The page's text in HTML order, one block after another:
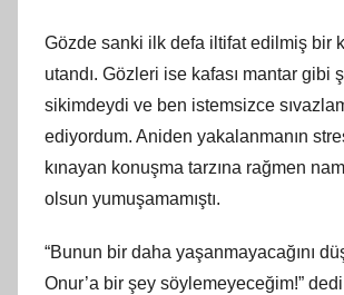
Gözde sanki ilk defa iltifat edilmiş bir
utandı. Gözleri ise kafası mantar gibi
sikimdeydi ve ben istemsizce
ediyordum. Aniden yakalanmanın
kınayan konuşma tarzına rağmen
olsun yumuşamamıştı.
“Bunun bir daha yaşanmayacağını
Onur’a bir şey söylemeyeceğim!”